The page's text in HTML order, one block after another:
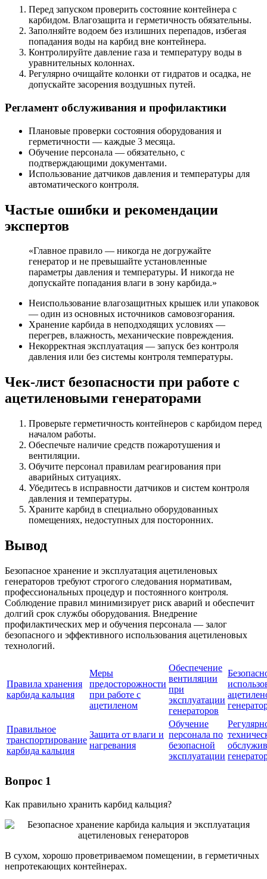
Перед запуском проверить состояние контейнера с
карбидом. Влагозащита и герметичность обязательны.
Заполняйте водоем без излишних перепадов, избегая
попадания воды на карбид вне контейнера.
Контролируйте давление газа и температуру воды в
уравнительных колоннах.
Регулярно очищайте колонки от гидратов и осадка, не
допускайте засорения воздушных путей.
Регламент обслуживания и профилактики
Плановые проверки состояния оборудования и
герметичности — каждые 3 месяца.
Обучение персонала — обязательно, с
подтверждающими документами.
Использование датчиков давления и температуры для
автоматического контроля.
Частые ошибки и рекомендации
экспертов
«Главное правило — никогда не догружайте
генератор и не превышайте установленные
параметры давления и температуры. И никогда не
допускайте попадания влаги в зону карбида.»
Неиспользование влагозащитных крышек или упаковок
— один из основных источников самовозгорания.
Хранение карбида в неподходящих условиях —
перегрев, влажность, механические повреждения.
Некорректная эксплуатация — запуск без контроля
давления или без системы контроля температуры.
Чек-лист безопасности при работе с
ацетиленовыми генераторами
Проверьте герметичность контейнеров с карбидом перед
началом работы.
Обеспечьте наличие средств пожаротушения и
вентиляции.
Обучите персонал правилам реагирования при
аварийных ситуациях.
Убедитесь в исправности датчиков и систем контроля
давления и температуры.
Храните карбид в специально оборудованных
помещениях, недоступных для посторонних.
Вывод
Безопасное хранение и эксплуатация ацетиленовых
генераторов требуют строгого следования нормативам,
профессиональных процедур и постоянного контроля.
Соблюдение правил минимизирует риск аварий и обеспечит
долгий срок службы оборудования. Внедрение
профилактических мер и обучения персонала — залог
безопасного и эффективного использования ацетиленовых
технологий.
Правила хранения
карбида кальция
Меры
предосторожности
при работе с
ацетиленом
Обеспечение
вентиляции
при
эксплуатации
генераторов
Правильное
транспортирование
карбида кальция
Защита от влаги и
нагревания
Обучение
персонала по
безопасной
эксплуатации
Вопрос 1
Как правильно хранить карбид кальция?
В сухом, хорошо проветриваемом помещении, в герметичных
непротекающих контейнерах.